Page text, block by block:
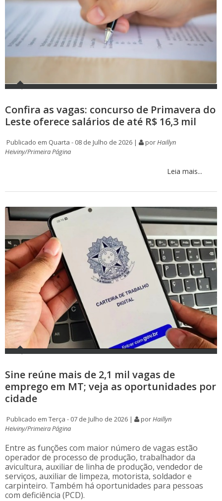
Confira as vagas: concurso de Primavera do
Leste oferece salários de até R$ 16,3 mil
Publicado em Quarta - 08 de Julho de 2026 | por Haillyn
Heiviny/Primeira Página
Leia mais...
Sine reúne mais de 2,1 mil vagas de
emprego em MT; veja as oportunidades por
cidade
Publicado em Terça - 07 de Julho de 2026 | porHaillyn
Heiviny/Primeira Página
Entre as funções com maior número de vagas estão
operador de processo de produção, trabalhador da
avicultura, auxiliar de linha de produção, vendedor de
serviços, auxiliar de limpeza, motorista, soldador e
carpinteiro. Também há oportunidades para pessoas
com deficiência (PCD).